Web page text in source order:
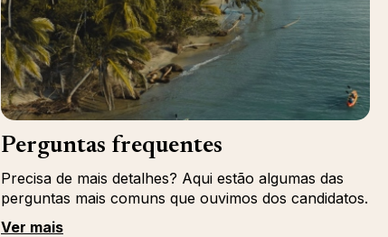
Perguntas frequentes
Precisa de mais detalhes? Aqui estão algumas das
perguntas mais comuns que ouvimos dos candidatos.
Ver mais